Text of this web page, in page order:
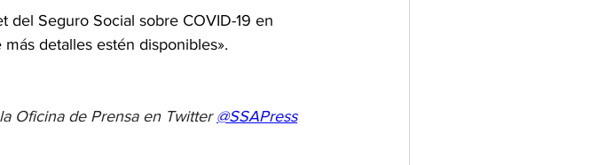
del Seguro Social sobre COVID-19 en
detalles estén disponibles».
Oficina de Prensa en Twitter @SSAPress